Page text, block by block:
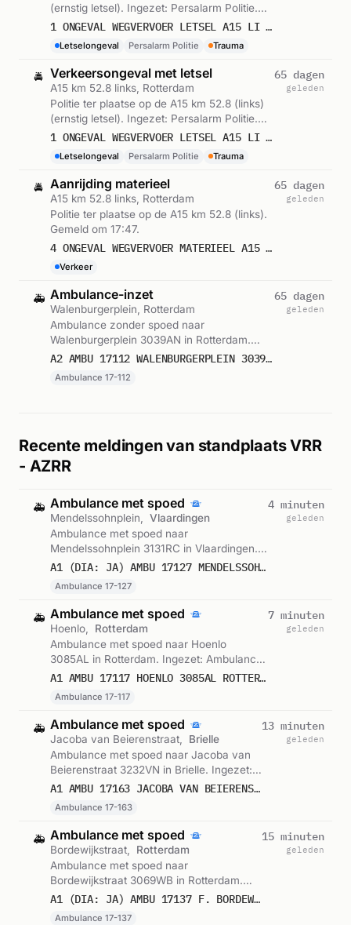
(ernstig letsel). Ingezet: Persalarm Politie.
Gemeld om 17:47.
1 ONGEVAL WEGVERVOER LETSEL A15 LI 49,8 HOOGVLIET ROTTERDAM ICNUM 322369
Letselongeval Persalarm Politie Trauma
🚔 Verkeersongeval met letsel
A15 km 52.8 links, Rotterdam
Politie ter plaatse op de A15 km 52.8 (links)
(ernstig letsel). Ingezet: Persalarm Politie.
Gemeld om 17:47.
1 ONGEVAL WEGVERVOER LETSEL A15 LI 52,8 ROTTERDAM ICNUM 322354
Letselongeval Persalarm Politie Trauma
65 dagen
geleden
🚔 Aanrijding materieel
A15 km 52.8 links, Rotterdam
Politie ter plaatse op de A15 km 52.8 (links).
Gemeld om 17:47.
4 ONGEVAL WEGVERVOER MATERIEEL A15 LI 52,8 ROTTERDAM ICNUM 322354
Verkeer
65 dagen
geleden
🚑 Ambulance-inzet
Walenburgerplein, Rotterdam
Ambulance zonder spoed naar
Walenburgerplein 3039AN in Rotterdam.
Ingezet: Ambulance 17-112. Gemeld om
A2 AMBU 17112 WALENBURGERPLEIN 3039AN ROTTERDAM ROTTDM BON 86076
Ambulance 17-112
65 dagen
geleden
Recente meldingen van standplaats VRR
- AZRR
🚑 Ambulance met spoed
Mendelssohnplein,
Vlaardingen
Ambulance met spoed naar
Mendelssohnplein 3131RC in Vlaardingen.
Ingezet: Ambulance 17-127. Gemeld om
A1 (DIA: JA) AMBU 17127 MENDELSSOHNPLEIN 3131RC VLAARDINGEN VLAARD BON 123293
Ambulance 17-127
4 minuten
geleden
🚑 Ambulance met spoed
Hoenlo,
Rotterdam
Ambulance met spoed naar Hoenlo
3085AL in Rotterdam. Ingezet: Ambulance
17-117. Gemeld om 13:17.
A1 AMBU 17117 HOENLO 3085AL ROTTERDAM ROTTDM BON 123292
Ambulance 17-117
7 minuten
geleden
🚑 Ambulance met spoed
Jacoba van Beierenstraat,
Brielle
Ambulance met spoed naar Jacoba van
Beierenstraat 3232VN in Brielle. Ingezet:
Ambulance 17-163. Gemeld om 13:11.
A1 AMBU 17163 JACOBA VAN BEIERENSTRAAT 3232VN BRIELLE BRIELL BON 123291
Ambulance 17-163
13 minuten
geleden
🚑 Ambulance met spoed
Bordewijkstraat,
Rotterdam
Ambulance met spoed naar
Bordewijkstraat 3069WB in Rotterdam.
Ingezet: Ambulance 17-137. Gemeld om A1 (DIA: JA) AMBU 17137 F. BORDEWIJKSTRAAT 3069WB ROTTERDAM ROTTDM BON 123290
Ambulance 17-137
15 minuten
geleden